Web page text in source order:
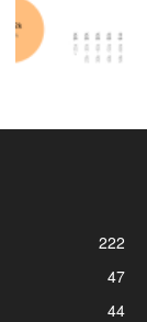
222
47
44